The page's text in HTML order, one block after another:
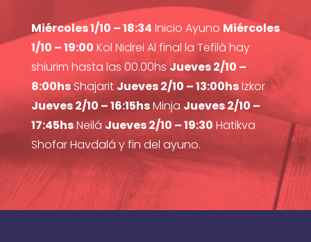
Miércoles 1/10 – 18:34 Inicio Ayuno Miércoles
1/10 – 19:00 Kol Nidrei Al final la Tefilà hay
shiurim hasta las 00.00hsJueves 2/10 –
8:00hsShajarit Jueves 2/10 – 13:00hsIzkor
Jueves 2/10 – 16:15hsMinja Jueves 2/10 –
17:45hsNeilá Jueves 2/10 – 19:30 Hatikva
Shofar Havdalá y fin del ayuno.